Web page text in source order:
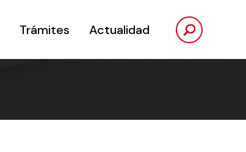
Trámites Actualidad